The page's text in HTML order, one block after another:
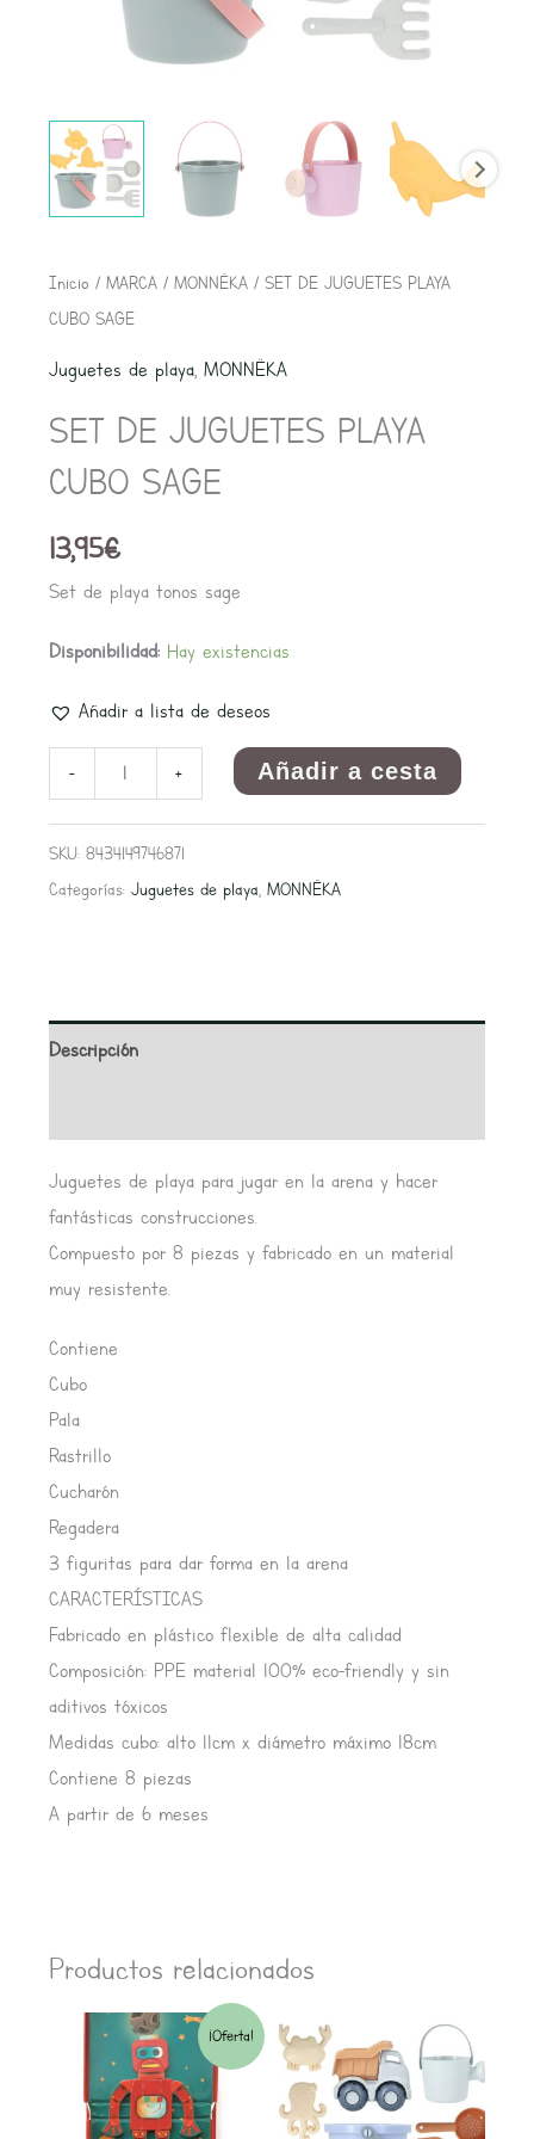
Inicio / MARCA/ MONNËKA/ SET DE JUGUETES PLAYA
CUBO SAGE
Juguetes de playa, MONNËKA
SET DE JUGUETES PLAYA
CUBO SAGE
13,95€
Set de playa tonos sage
Disponibilidad: Hay existencias
Añadir a lista de deseos
-
SET
DE
PLAYA
CUBO
cantidad
+ Añadir a cesta
SKU: 8434149746871
Categorías: Juguetes de playa, MONNËKA
Descripción
Juguetes de playa para jugar en la arena y hacer
fantásticas construcciones.
Compuesto por 8 piezas y fabricado en un material
muy resistente.
Contiene
Cubo
Pala
Rastrillo
Cucharón
Regadera
3 figuritas para dar forma en la arena
CARACTERÍSTICAS
Fabricado en plástico flexible de alta calidad
Composición: PPE material 100% eco-friendly y sin
aditivos tóxicos
Medidas cubo: alto 11cm x diámetro máximo 18cm
Contiene 8 piezas
A partir de 6 meses
Productos relacionados
¡Oferta!
El
precio
El
precio